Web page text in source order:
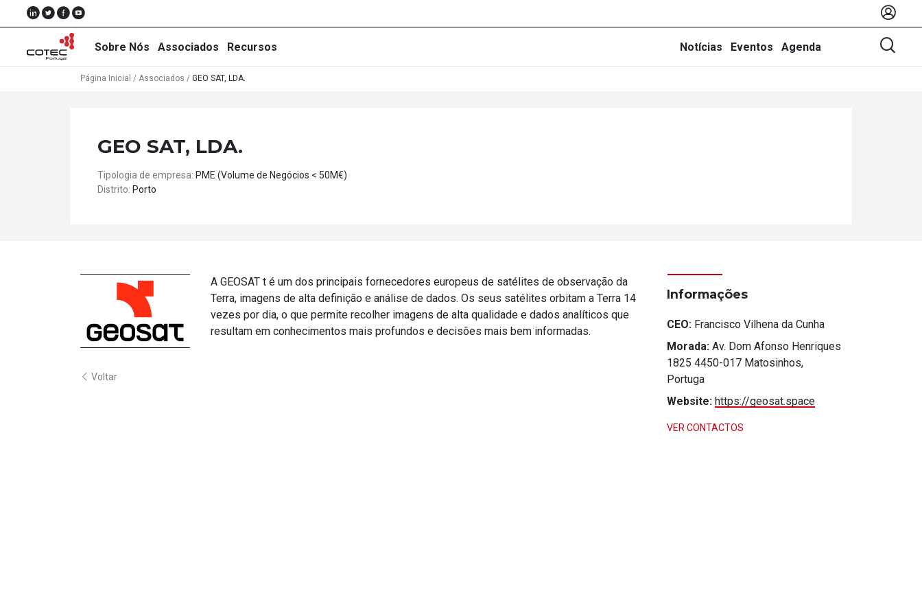
Sobre Nós Associados Recursos Notícias Eventos Agenda
Página Inicial / Associados / GEO SAT, LDA.
GEO SAT, LDA.
Tipologia de empresa: PME (Volume de Negócios < 50M€)
Distrito: Porto
Voltar
A GEOSAT t é um dos principais fornecedores europeus de satélites de observação da
Terra, imagens de alta definição e análise de dados. Os seus satélites orbitam a Terra 14
vezes por dia, o que permite recolher imagens de alta qualidade e dados analíticos que
resultam em conhecimentos mais profundos e decisões mais bem informadas.
Informações
CEO: Francisco Vilhena da Cunha
Morada: Av. Dom Afonso Henriques
1825 4450-017 Matosinhos,
Portuga
Website: https://geosat.space
VER CONTACTOS